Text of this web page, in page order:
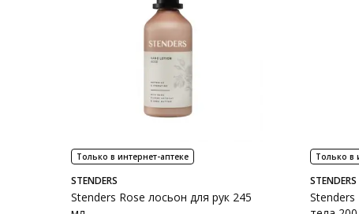
Только в интернет-аптеке
STENDERS
Stenders Rose лосьон для рук 245
Только в
STENDERS